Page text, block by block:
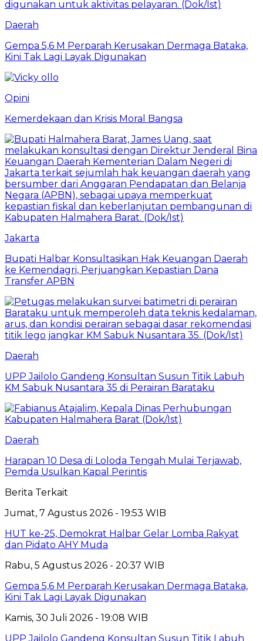
Daerah
Gempa 5,6 M Perparah Kerusakan Dermaga Bataka,
Kini Tak Lagi Layak Digunakan
Opini
Kemerdekaan dan Krisis Moral Bangsa
Jakarta
Bupati Halbar Konsultasikan Hak Keuangan Daerah
ke Kemendagri, Perjuangkan Kepastian Dana
Transfer APBN
Daerah
UPP Jailolo Gandeng Konsultan Susun Titik Labuh
KM Sabuk Nusantara 35 di Perairan Barataku
Daerah
Harapan 10 Desa di Loloda Tengah Mulai Terjawab,
Pemda Usulkan Kapal Perintis
Berita Terkait
Jumat, 7 Agustus 2026 - 19:53 WIB
HUT ke-25, Demokrat Halbar Gelar Lomba Rakyat
dan Pidato AHY Muda
Rabu, 5 Agustus 2026 - 20:37 WIB
Gempa 5,6 M Perparah Kerusakan Dermaga Bataka,
Kini Tak Lagi Layak Digunakan
Kamis, 30 Juli 2026 - 19:08 WIB
UPP Jailolo Gandeng Konsultan Susun Titik Labuh